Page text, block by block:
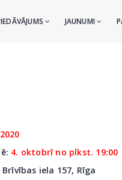
JAUNUMI
4. oktobrī no plkst. 19:00
iela 157, Rīga